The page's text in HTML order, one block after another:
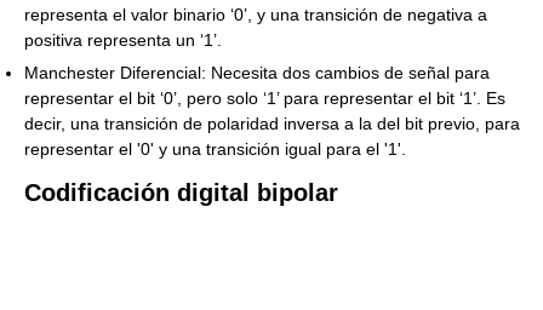
representa el valor binario ‘0’, y una transición de negativa a
positiva representa un ‘1’.
Manchester Diferencial: Necesita dos cambios de señal para
representar el bit ‘0’, pero solo ‘1’ para representar el bit ‘1’. Es
decir, una transición de polaridad inversa a la del bit previo, para
representar el '0' y una transición igual para el '1'.
Codificación digital bipolar